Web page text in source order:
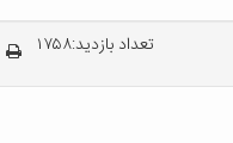
تعداد بازدید:۱۷۵۸